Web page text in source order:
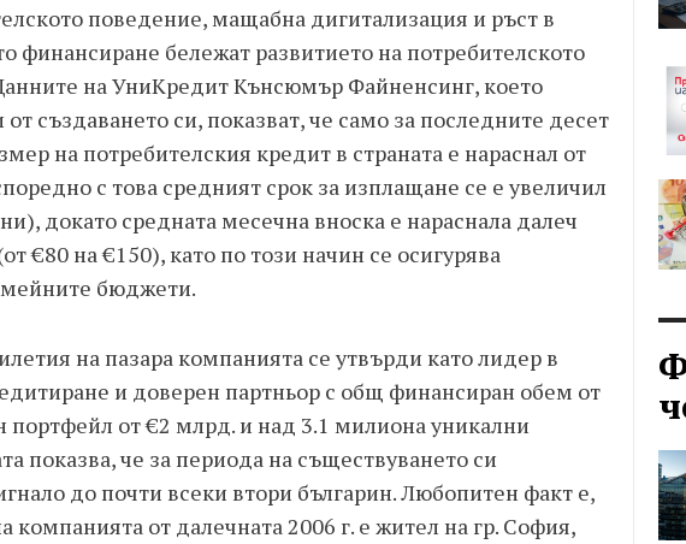
поведение, мащабна дигитализация и ръст в
финансиране бележат развитието на потребителското
на УниКредит Кънсюмър Файненсинг, което
създаването си, показват, че само за последните десет
на потребителския кредит в страната е нараснал от
с това средният срок за изплащане се е увеличил
докато средната месечна вноска е нараснала далеч
€80 на €150), като по този начин се осигурява
бюджети.
на пазара компанията се утвърди като лидер в
и доверен партньор с общ финансиран обем от
портфейл от €2 млрд. и над 3.1 милиона уникални
показва, че за периода на съществуването си
до почти всеки втори българин. Любопитен факт е,
компанията от далечната 2006 г. е жител на гр. София,